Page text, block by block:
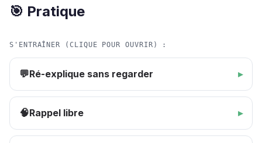
🎯 Pratique
S'ENTRAÎNER (CLIQUE POUR OUVRIR) :
💬Ré-explique sans regarder
🧠Rappel libre